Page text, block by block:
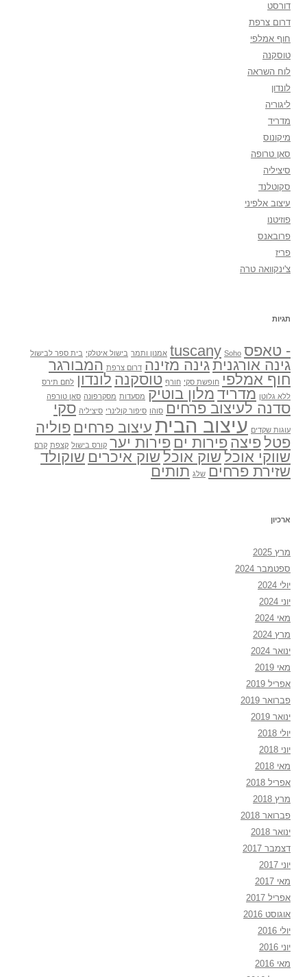
דורסט
דרום צרפת
חוף אמלפי
טוסקנה
לוח השראה
לונדון
ליגוריה
מדריד
מיקונוס
סאן טרופה
סיציליה
סקוטלנד
עיצוב אלפיני
פוזיטנו
פרובאנס
פריז
צ'ינקוואה טרה
תגיות
- טאפס Soho
tuscany אמנון ותמר בישול איטלקי בית ספר לבישול
גינה אורגניתגינה מזינה דרום צרפת המבורגר
חוף אמלפי חופשת סקי חורף טוסקנה לונדון לחם תירס
ללא גלוטן מדריד מלון בוטיק מסעדות מסקרפונה סאן טורפה
סדנה לעיצוב פרחים סוהו סיפור קולינרי סיציליה סקי
עוגות שקדים עיצוב הבית עיצוב פרחים פוליה
פטלפיצה פירות ים פירות יער קורס בישול קצפת קרם
שווקי אוכל שוק אוכל שוק איכרים שוקולד
שזירת פרחים שלג תותים
ארכיון
מרץ 2025
ספטמבר 2024
יולי 2024
יוני 2024
מאי 2024
מרץ 2024
ינואר 2024
מאי 2019
אפריל 2019
פברואר 2019
ינואר 2019
יולי 2018
יוני 2018
מאי 2018
אפריל 2018
מרץ 2018
פברואר 2018
ינואר 2018
דצמבר 2017
יוני 2017
מאי 2017
אפריל 2017
אוגוסט 2016
יולי 2016
יוני 2016
מאי 2016